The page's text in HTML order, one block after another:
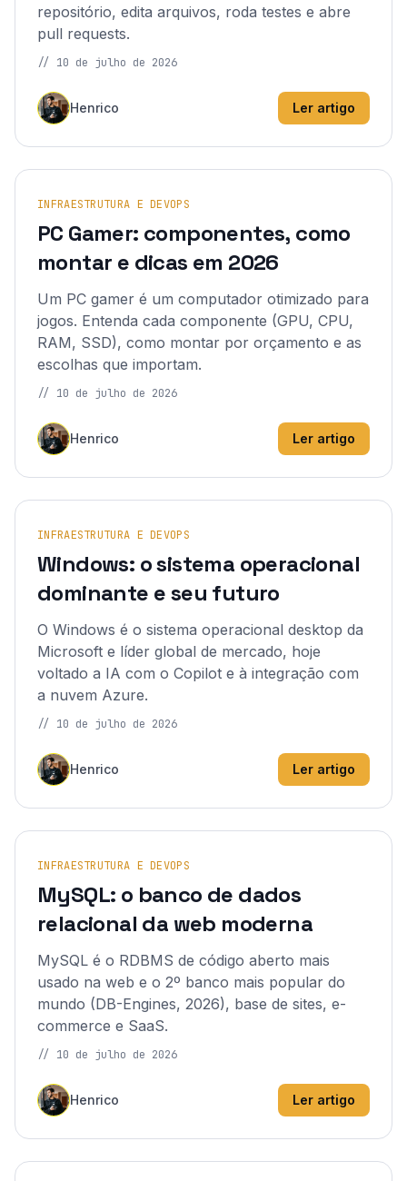
repositório, edita arquivos, roda testes e abre
pull requests.
// 10 de julho de 2026
Henrico Ler artigo
INFRAESTRUTURA E DEVOPS
PC Gamer: componentes, como
montar e dicas em 2026
Um PC gamer é um computador otimizado para
jogos. Entenda cada componente (GPU, CPU,
RAM, SSD), como montar por orçamento e as
escolhas que importam.
// 10 de julho de 2026
Henrico Ler artigo
INFRAESTRUTURA E DEVOPS
Windows: o sistema operacional
dominante e seu futuro
O Windows é o sistema operacional desktop da
Microsoft e líder global de mercado, hoje
voltado a IA com o Copilot e à integração com
a nuvem Azure.
// 10 de julho de 2026
Henrico Ler artigo
INFRAESTRUTURA E DEVOPS
MySQL: o banco de dados
relacional da web moderna
MySQL é o RDBMS de código aberto mais
usado na web e o 2º banco mais popular do
mundo (DB-Engines, 2026), base de sites, e-
commerce e SaaS.
// 10 de julho de 2026
Henrico Ler artigo